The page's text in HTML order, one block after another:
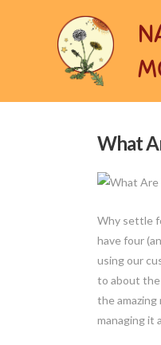
What
Why settle
have four
using our
to about
the
managing it